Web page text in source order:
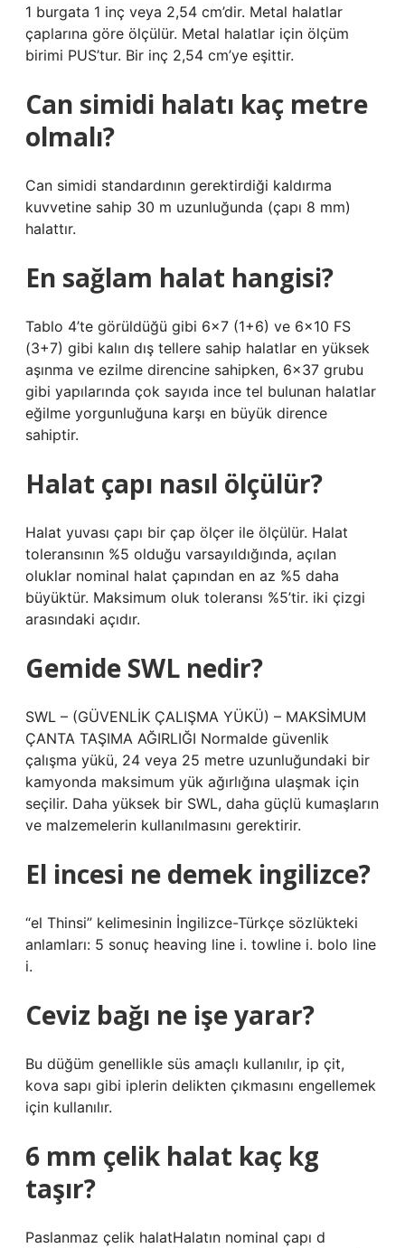
1 burgata 1 inç veya 2,54 cm’dir. Metal halatlar
çaplarına göre ölçülür. Metal halatlar için ölçüm
birimi PUS’tur. Bir inç 2,54 cm’ye eşittir.
Can simidi halatı kaç metre
olmalı?
Can simidi standardının gerektirdiği kaldırma
kuvvetine sahip 30 m uzunluğunda (çapı 8 mm)
halattır.
En sağlam halat hangisi?
Tablo 4’te görüldüğü gibi 6×7 (1+6) ve 6×10 FS
(3+7) gibi kalın dış tellere sahip halatlar en yüksek
aşınma ve ezilme direncine sahipken, 6×37 grubu
gibi yapılarında çok sayıda ince tel bulunan halatlar
eğilme yorgunluğuna karşı en büyük dirence
sahiptir.
Halat çapı nasıl ölçülür?
Halat yuvası çapı bir çap ölçer ile ölçülür. Halat
toleransının %5 olduğu varsayıldığında, açılan
oluklar nominal halat çapından en az %5 daha
büyüktür. Maksimum oluk toleransı %5’tir. iki çizgi
arasındaki açıdır.
Gemide SWL nedir?
SWL – (GÜVENLİK ÇALIŞMA YÜKÜ) – MAKSİMUM
ÇANTA TAŞIMA AĞIRLIĞI Normalde güvenlik
çalışma yükü, 24 veya 25 metre uzunluğundaki bir
kamyonda maksimum yük ağırlığına ulaşmak için
seçilir. Daha yüksek bir SWL, daha güçlü kumaşların
ve malzemelerin kullanılmasını gerektirir.
El incesi ne demek ingilizce?
“el Thinsi” kelimesinin İngilizce-Türkçe sözlükteki
anlamları: 5 sonuç heaving line i. towline i. bolo line
i.
Ceviz bağı ne işe yarar?
Bu düğüm genellikle süs amaçlı kullanılır, ip çit,
kova sapı gibi iplerin delikten çıkmasını engellemek
için kullanılır.
6 mm çelik halat kaç kg
taşır?
Paslanmaz çelik halatHalatın nominal çapı d